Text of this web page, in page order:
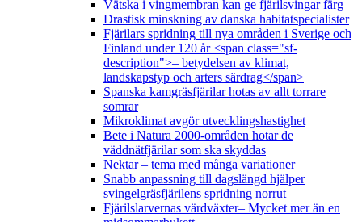
Vätska i vingmembran kan ge fjärilsvingar färg
Drastisk minskning av danska habitatspecialister
Fjärilars spridning till nya områden i Sverige och
Finland under 120 år <span class="sf-
description">– betydelsen av klimat,
landskapstyp och arters särdrag</span>
Spanska kamgräsfjärilar hotas av allt torrare
somrar
Mikroklimat avgör utvecklingshastighet
Bete i Natura 2000-områden hotar de
väddnätfjärilar som ska skyddas
Nektar – tema med många variationer
Snabb anpassning till dagslängd hjälper
svingelgräsfjärilens spridning norrut
Fjärilslarvernas värdväxter– Mycket mer än en